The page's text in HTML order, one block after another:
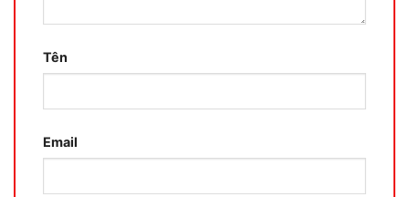
Tên
Email